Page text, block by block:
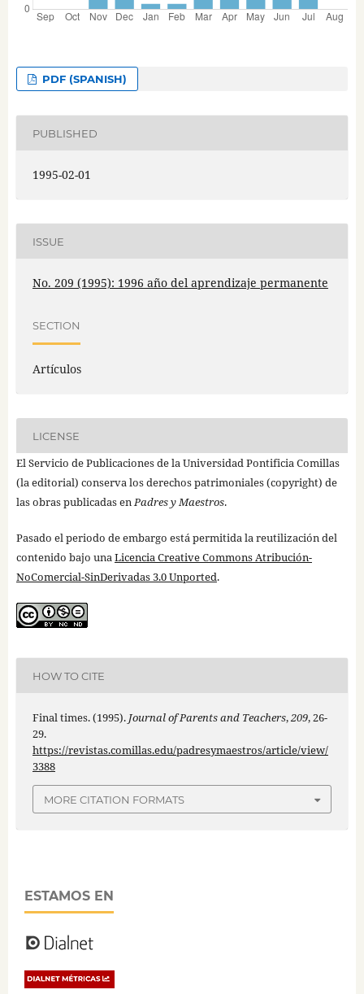
PDF (SPANISH)
PUBLISHED
1995-02-01
ISSUE
No. 209 (1995): 1996 año del aprendizaje permanente
SECTION
Artículos
LICENSE
El Servicio de Publicaciones de la Universidad Pontificia Comillas
(la editorial) conserva los derechos patrimoniales (copyright) de
las obras publicadas enPadres y Maestros.
Pasado el periodo de embargo está permitida la reutilización del
contenido bajo unaLicencia Creative Commons Atribución-
NoComercial-SinDerivadas 3.0 Unported.
HOW TO CITE
Final times. (1995). Journal of Parents and Teachers,209, 26-
29.
https://revistas.comillas.edu/padresymaestros/article/view/
3388
MORE CITATION FORMATS
ESTAMOS EN